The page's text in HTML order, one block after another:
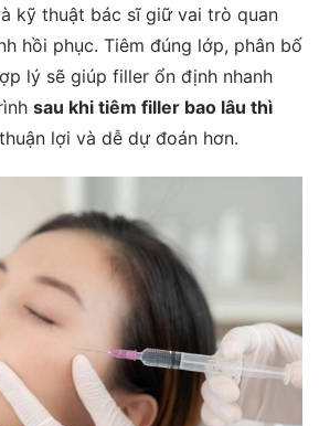
kỹ thuật bác sĩ giữ vai trò quan
hồi phục. Tiêm đúng lớp, phân bố
lý sẽ giúp filler ổn định nhanh
sau khi tiêm filler bao lâu thì
lợi và dễ dự đoán hơn.